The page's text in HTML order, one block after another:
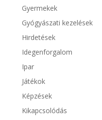
Gyermekek
Gyógyászati kezelések
Hirdetések
Idegenforgalom
Ipar
Játékok
Képzések
Kikapcsolódás